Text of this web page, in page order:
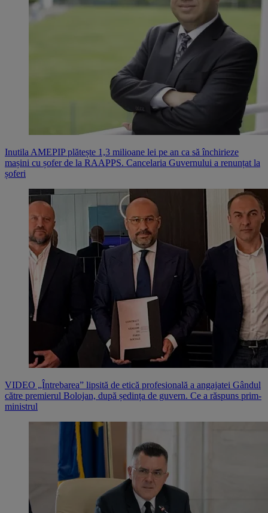
Inutila AMEPIP plătește 1,3 milioane lei pe an ca să închirieze
mașini cu șofer de la RAAPPS. Cancelaria Guvernului a renunțat la
șoferi
VIDEO „Întrebarea” lipsită de etică profesională a angajatei Gândul
către premierul Bolojan, după ședința de guvern. Ce a răspuns prim-
ministrul